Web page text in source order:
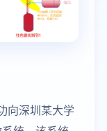
向深圳某大学